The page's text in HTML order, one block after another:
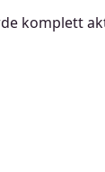
komplett